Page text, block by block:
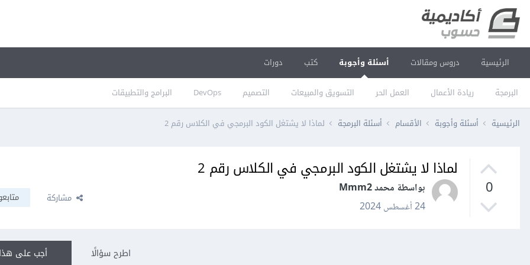
الرئيسية دروس ومقالات أسئلة وأجوبة
البرمجة ريادة الأعمال العمل الحر التسويق والمبيعات التصميم DevOps البرامج والتطبيقات
كتب دورات
الرئيسية أسئلة وأجوبة الأقسام أسئلة البرمجة لماذا لا يشتغل الكود البرمجي في الكلاس رقم 2
0
لماذا لا يشتغل الكود البرمجي في الكلاس رقم 2
بواسطة محمد Mmm2
24 أغسطس 2024
مشاركة
أجب على اطرح سؤالًا